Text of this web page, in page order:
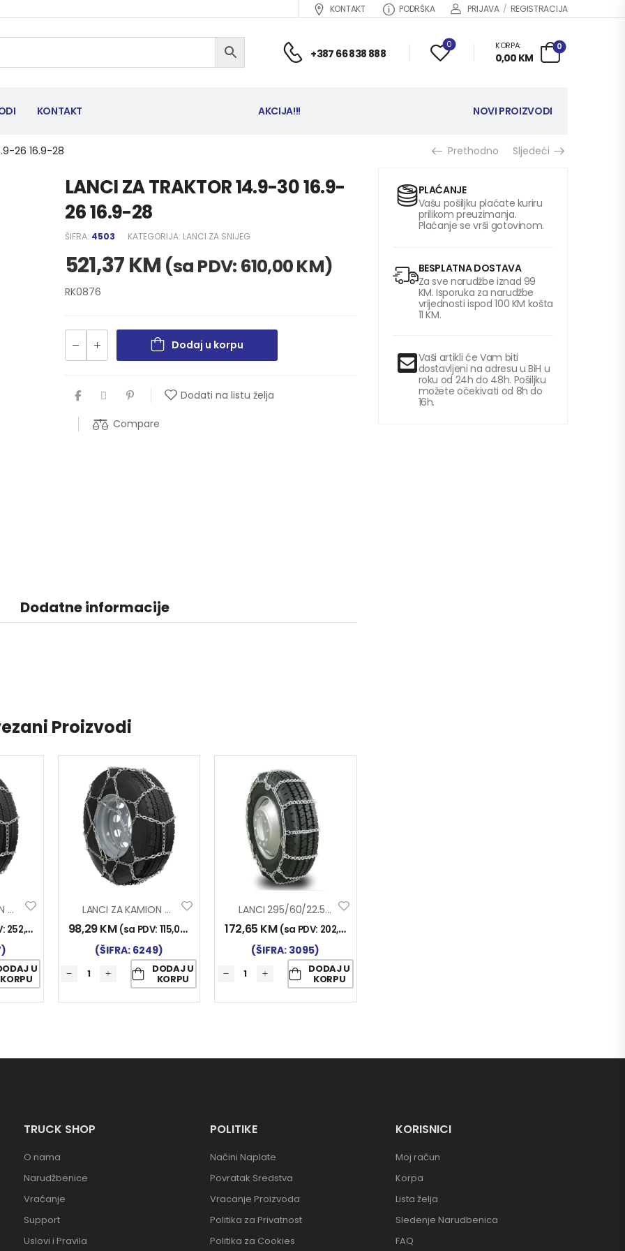
KONTAKT PODRŠKA PRIJAVA / REGISTRACIJA
+387 66 838 888
0 KORPA:
0,00 KM
0
KONTAKT AKCIJA!!! NOVI PROIZVODI
26 16.9-28 Prethodno Sljedeći
LANCI ZA TRAKTOR 14.9-30 16.9-
26 16.9-28
ŠIFRA: 4503 KATEGORIJA: LANCI ZA SNIJEG
521,37KM (sa PDV: 610,00KM)
RK0876
Dodaj u korpu
Dodati na listu želja
Compare
Dodatne informacije
Proizvodi
LANCI ZA KAMION PROFESIONAL 295
252,00
U
KORPU
LANCI ZA KAMION PROFESIONAL 240
98,29KM (sa PDV: 115,00 KM
(ŠIFRA: 6249)
DODAJ U
KORPU
LANCI 295/60/22.5 MAX
172,65 KM (sa PDV: 202,00
(ŠIFRA: 3095)
DODAJ U
KORPU
PLAĆANJE
Vašu pošiljku plaćate kuriru
prilikom preuzimanja.
Plaćanje se vrši gotovinom.
BESPLATNA DOSTAVA
Za sve narudžbe iznad 99
KM. Isporuka za narudžbe
vrijednosti ispod 100 KM košta
11 KM.
Vaši artikli će Vam biti
dostavljeni na adresu u BiH u
roku od 24h do 48h. Pošiljku
možete očekivati od 8h do
16h.
TRUCK SHOP
O nama
Narudžbenice
Vraćanje
Support
Uslovi i Pravila
POLITIKE
Načini Naplate
Povratak Sredstva
Vracanje Proizvoda
Politika za Privatnost
Politika za Cookies
KORISNICI
Moj račun
Korpa
Lista želja
Sledenje Narudbenica
FAQ